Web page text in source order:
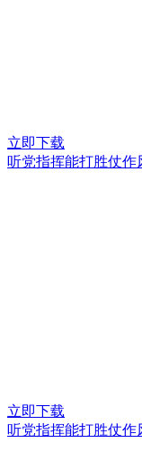
立即下载
听党指挥能打胜仗
立即下载
听党指挥能打胜仗